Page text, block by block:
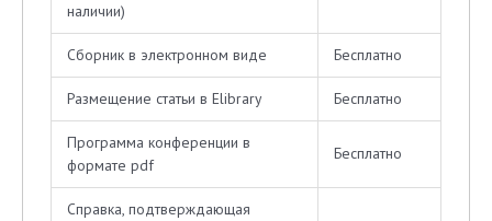
наличии)
Сборник в электронном виде Бесплатно
Размещение статьи в Elibrary Бесплатно
Программа конференции в
формате pdf
Бесплатно
Справка, подтверждающая